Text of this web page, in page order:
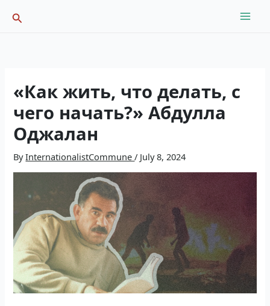
Search
«Как жить, что делать, с
чего начать?» Абдулла
Оджалан
ByInternationalistCommune/ July 8, 2024